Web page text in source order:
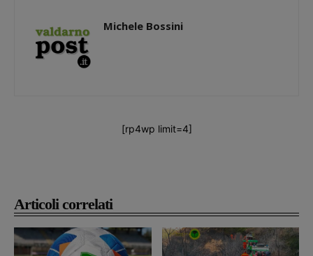
Articoli correlati
Michele Bossini
[rp4wp limit=4]